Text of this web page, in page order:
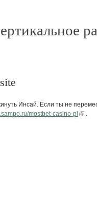
Инсай. Если ты не
mostbet-casino-pl